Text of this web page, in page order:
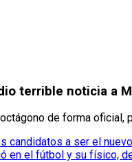
terrible noticia a
de forma oficial,
candidatos a ser el
en el fútbol y su físico,